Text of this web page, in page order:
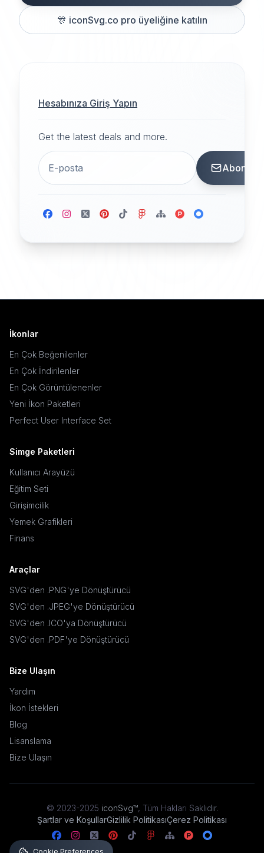
🎊 iconSvg.co pro üyeliğine katılın
Hesabınıza Giriş Yapın
Get the latest deals and more.
Abone
İkonlar
En Çok Beğenilenler
En Çok İndirilenler
En Çok Görüntülenenler
Yeni İkon Paketleri
Perfect User Interface Set
Simge Paketleri
Kullanıcı Arayüzü
Eğitim Seti
Girişimcilik
Yemek Grafikleri
Finans
Araçlar
SVG'den .PNG'ye Dönüştürücü
SVG'den .JPEG'ye Dönüştürücü
SVG'den .ICO'ya Dönüştürücü
SVG'den .PDF'ye Dönüştürücü
Bize Ulaşın
Yardım
İkon İstekleri
Blog
Lisanslama
Bize Ulaşın
© 2023-2025 iconSvg™, Tüm Hakları Saklıdır.
Şartlar ve KoşullarGizlilik PolitikasıÇerez Politikası